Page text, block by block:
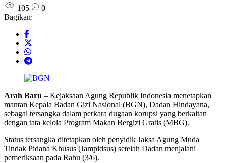
105
0
Bagikan:
Arah Baru – Kejaksaan Agung Republik Indonesia menetapkan
mantan Kepala Badan Gizi Nasional (BGN), Dadan Hindayana,
sebagai tersangka dalam perkara dugaan korupsi yang berkaitan
dengan tata kelola Program Makan Bergizi Gratis (MBG).
Status tersangka ditetapkan oleh penyidik Jaksa Agung Muda
Tindak Pidana Khusus (Jampidsus) setelah Dadan menjalani
pemeriksaan pada Rabu (3/6).